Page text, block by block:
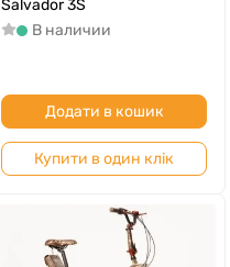
Salvador 3S
В наличии
Додати в кошик
Купити в один клік